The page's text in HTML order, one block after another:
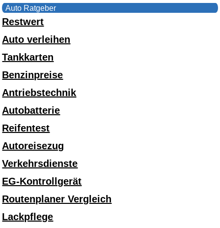
Auto Ratgeber
Restwert
Auto verleihen
Tankkarten
Benzinpreise
Antriebstechnik
Autobatterie
Reifentest
Autoreisezug
Verkehrsdienste
EG-Kontrollgerät
Routenplaner Vergleich
Lackpflege